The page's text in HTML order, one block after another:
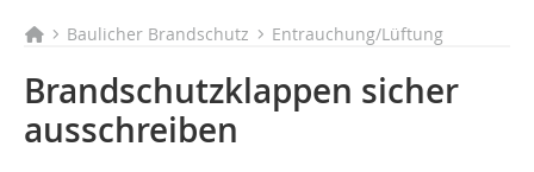
Baulicher Brandschutz Entrauchung/Lüftung
Brandschutzklappen sicher
ausschreiben